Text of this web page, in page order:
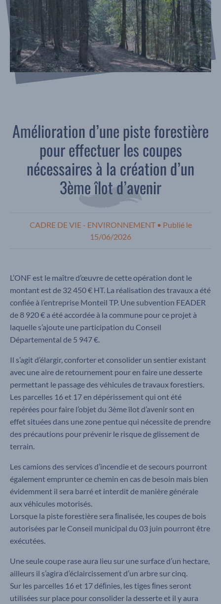
Amélioration d’une piste forestière
pour effectuer les coupes
nécessaires à la création d’un
3ème îlot d’avenir
CADRE DE VIE - ENVIRONNEMENT• Publié le
15/06/2026
L’ONF est le maître d’œuvre de cette opération dont le
montant est de 32 450 € HT. La réalisation des travaux a été
conﬁée à l’entreprise Monteil TP. Une subvention FEADER
de 8 920 € a été accordée à la commune pour ce projet à
laquelle s’ajoute une participation du Conseil
Départemental de 5 947 €.
Il s’agit d’élargir, conforter et consolider un sentier existant
avec une aire de retournement pour en faire une desserte
permettant le passage des véhicules de travaux forestiers.
Les parcelles 16 et 17 en dépérissement qui ont été
repérées pour faire l’objet du 3ème îlot d’avenir sont en
effet situées dans une zone pentue qui nécessite de prendre
des précautions pour prévenir le risque de glissement de
terrain.
Les camions des services d’incendie et de secours pourront
également emprunter ce chemin en cas de besoin mais bien
évidemment il sera barré et interdit de manière générale
aux véhicules motorisés.
Lorsque la piste forestière sera ﬁnalisée, les coupes de bois
autorisées par le Conseil municipal du 03 juin pourront être
exécutées.
Une seule coupe rase aura lieu sur une surface d’un hectare,
ailleurs il s’agira d’éclaircissement d’un arbre sur cinq.
Sur les parcelles 16 et 17 déﬁnies, les tiges ﬁnes seront
utilisées sur place pour consolider la desserte et il y aura